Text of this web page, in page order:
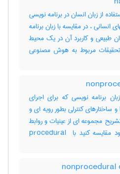
از زبان انسان در برنامه نویسی
انسانی ، در مقایسه با زبان برنامه
طبیعی و کاربرد آن در یک محیط
تحقیقات مربوط به هوش مصنوعی
برنامه نویسی که برای اجرای
و ساختارهای کنترلی بطور رویه ای و
مجموعه ای از عینیات و روابط
، به دنبال نتایج خاصی میرود مقایسه کنید با ‎procedural ‎